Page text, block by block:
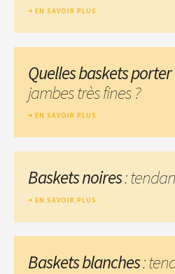
EN SAVOIR PLUS
Quelles baskets porter
jambes très fines ?
EN SAVOIR PLUS
Baskets noires:
EN SAVOIR PLUS
Baskets blanches: